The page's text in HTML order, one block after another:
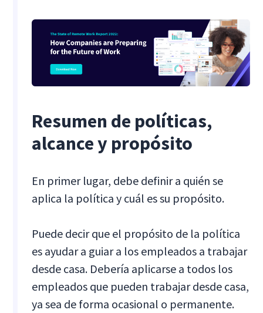
Resumen de políticas,
alcance y propósito
En primer lugar, debe definir a quién se
aplica la política y cuál es su propósito.
Puede decir que el propósito de la política
es ayudar a guiar a los empleados a trabajar
desde casa. Debería aplicarse a todos los
empleados que pueden trabajar desde casa,
ya sea de forma ocasional o permanente.